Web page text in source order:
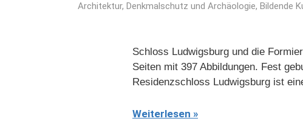
Architektur, Denkmalschutz und Archäologie, Bildende
Schloss Ludwigsburg und die
Seiten mit 397 Abbildungen. Fest
Residenzschloss Ludwigsburg ist
Weiterlesen